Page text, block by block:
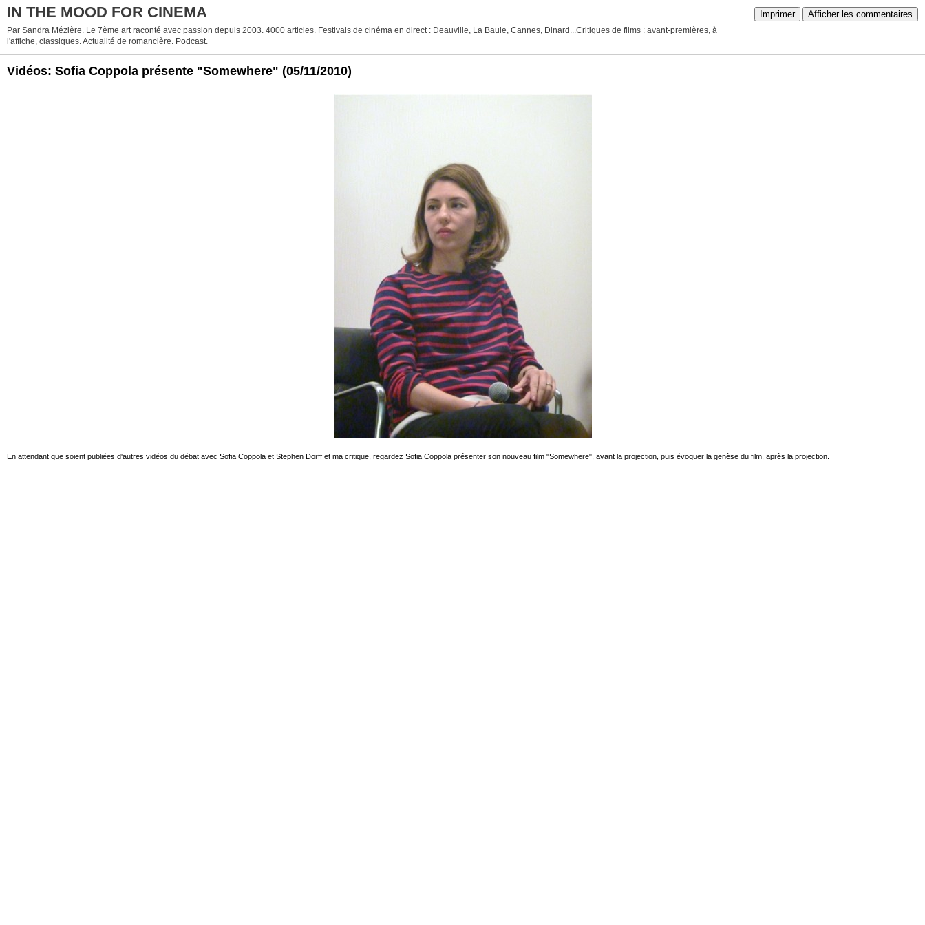
Imprimer Afficher les commentaires
IN THE MOOD FOR CINEMA
Par Sandra Mézière. Le 7ème art raconté avec passion depuis 2003. 4000 articles. Festivals de cinéma en direct : Deauville, La Baule, Cannes, Dinard...Critiques de films : avant-premières, à
l'affiche, classiques. Actualité de romancière. Podcast.
Vidéos: Sofia Coppola présente "Somewhere" (05/11/2010)
En attendant que soient publiées d'autres vidéos du débat avec Sofia Coppola et Stephen Dorff et ma critique, regardez Sofia Coppola présenter son nouveau film "Somewhere", avant la projection, puis évoquer la genèse du film, après la projection.